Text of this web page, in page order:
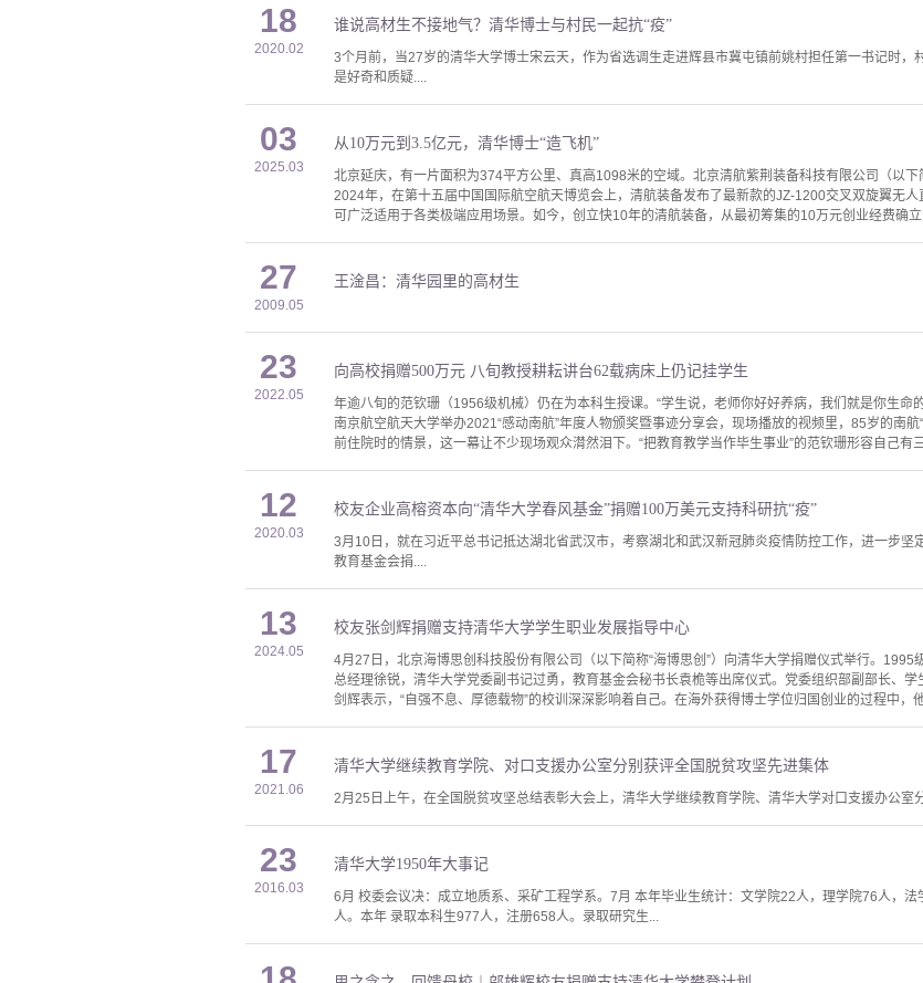
18
2020.02
谁说高材生不接地气？清华博士与村民一起抗“疫”
3个月前，当27岁的清华大学博士宋云天，作为省选调生走进辉县市冀屯镇前姚村担任第一书记时
是好奇和质疑....
03
2025.03
从10万元到3.5亿元，清华博士“造飞机”
北京延庆，有一片面积为374平方公里、真高1098米的空域。北京清航紫荆装备科技有限公司（以下
2024年，在第十五届中国国际航空航天博览会上，清航装备发布了最新款的JZ-1200交叉双旋翼无
可广泛适用于各类极端应用场景。如今，创立快10年的清航装备，从最初筹集的10万元创业经费确
27
2009.05
王淦昌：清华园里的高材生
23
2022.05
向高校捐赠500万元 八旬教授耕耘讲台62载病床上仍记挂学生
年逾八旬的范钦珊（1956级机械）仍在为本科生授课。“学生说，老师你好好养病，我们就是你生命
南京航空航天大学举办2021“感动南航”年度人物颁奖暨事迹分享会，现场播放的视频里，85岁的南
前住院时的情景，这一幕让不少现场观众潸然泪下。“把教育教学当作毕生事业”的范钦珊形容自己
12
2020.03
校友企业高榕资本向“清华大学春风基金”捐赠100万美元支持科研抗“疫”
3月10日，就在习近平总书记抵达湖北省武汉市，考察湖北和武汉新冠肺炎疫情防控工作，进一步
教育基金会捐....
13
2024.05
校友张剑辉捐赠支持清华大学学生职业发展指导中心
4月27日，北京海博思创科技股份有限公司（以下简称“海博思创”）向清华大学捐赠仪式举行。
总经理徐锐，清华大学党委副书记过勇，教育基金会秘书长袁桅等出席仪式。党委组织部副部长、
剑辉表示，“自强不息、厚德载物”的校训深深影响着自己。在海外获得博士学位归国创业的过程中，
17
2021.06
清华大学继续教育学院、对口支援办公室分别获评全国脱贫攻坚先进集体
2月25日上午，在全国脱贫攻坚总结表彰大会上，清华大学继续教育学院、清华大学对口支援办公室
23
2016.03
清华大学1950年大事记
6月 校委会议决：成立地质系、采矿工程学系。7月 本年毕业生统计：文学院22人，理学院76人，
人。本年 录取本科生977人，注册658人。录取研究生...